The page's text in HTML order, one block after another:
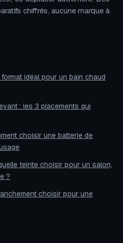
chiffrés, aucune marque à
idéal pour un bain chaud
: les 3 placements qui
choisir une batterie de
teinte choisir pour un salon,
?
choisir pour une